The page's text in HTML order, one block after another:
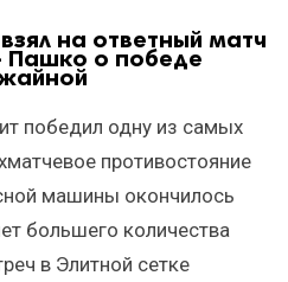
на ответный матч
о победе
победил одну из самых
противостояние
машины окончилось
большего количества
в Элитной сетке